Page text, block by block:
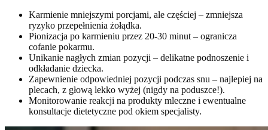
Karmienie mniejszymi porcjami, ale częściej – zmniejsza
ryzyko przepełnienia żołądka.
Pionizacja po karmieniu przez 20-30 minut – ogranicza
cofanie pokarmu.
Unikanie nagłych zmian pozycji – delikatne podnoszenie i
odkładanie dziecka.
Zapewnienie odpowiedniej pozycji podczas snu – najlepiej na
plecach, z głową lekko wyżej (nigdy na poduszce!).
Monitorowanie reakcji na produkty mleczne i ewentualne
konsultacje dietetyczne pod okiem specjalisty.